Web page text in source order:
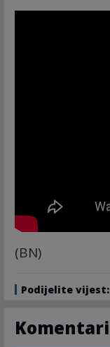
(BN)
Podijelite vijest:
Komentari